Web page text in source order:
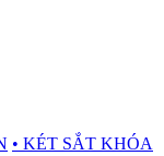
• KÉT SẮT KHÓA